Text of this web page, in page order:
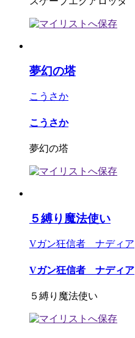
夢幻の塔
こうさか
こうさか
夢幻の塔
５縛り魔法使い
Vガン狂信者 ナディア
Vガン狂信者 ナディア
５縛り魔法使い